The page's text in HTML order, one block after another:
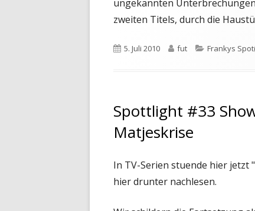
ungekannten
zweiten Titels, durch die
Veröffentlicht
5. Juli 2010 Autor
fut Kategorien
Frankys
Spottlight #33
Matjeskrise
In TV-Serien stuende hier jetzt
hier drunter nachlesen.